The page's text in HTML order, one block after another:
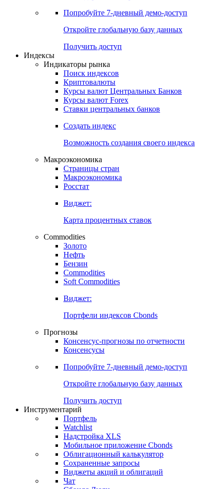
Денежный рынок
Календарь инвестора
Попробуйте7-дневный
Откройте глобальную базу данных
Получить доступ
Индикаторы рынка
Поиск индексов
Курсы валют Центральных Банков
Ставки центральных банков
Создать индекс
Возможность создания своего индекса
Страницы стран
Росстат
Виджет:
Карта процентных ставок
Commodities
Золото
Бензин
Soft Commodities
Виджет:
Портфели индексов Cbonds
Прогнозы
Консенсусы
Попробуйте7-дневный
Откройте глобальную базу данных
Получить доступ
Инструментарий
Портфель
Watchlist
Надстройка XLS
Мобильное приложение Cbonds